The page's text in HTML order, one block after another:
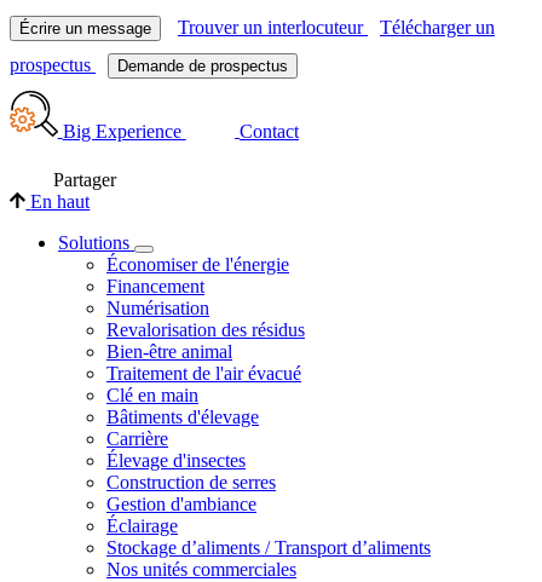
Écrire un message Trouver un interlocuteur
Télécharger un
prospectus
Demande de prospectus
Big Experience Contact
Partager
En haut
Solutions
Économiser de l'énergie
Financement
Numérisation
Revalorisation des résidus
Bien-être animal
Traitement de l'air évacué
Clé en main
Bâtiments d'élevage
Carrière
Élevage d'insectes
Construction de serres
Gestion d'ambiance
Éclairage
Stockage d’aliments / Transport d’aliments
Nos unités commerciales